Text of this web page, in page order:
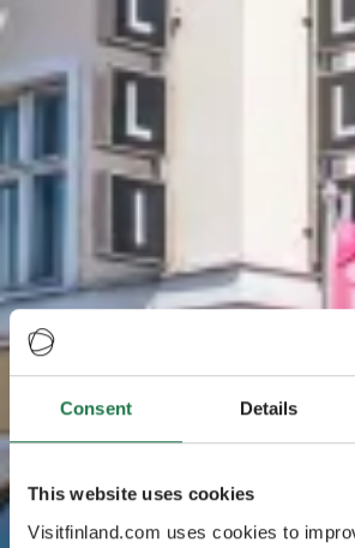
Consent Details
This website uses cookies
Visitfinland.com uses cookies to